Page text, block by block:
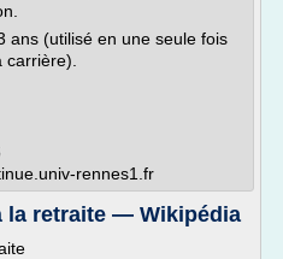
ans (utilisé en une seule fois
rennes1.fr
la retraite — Wikipédia